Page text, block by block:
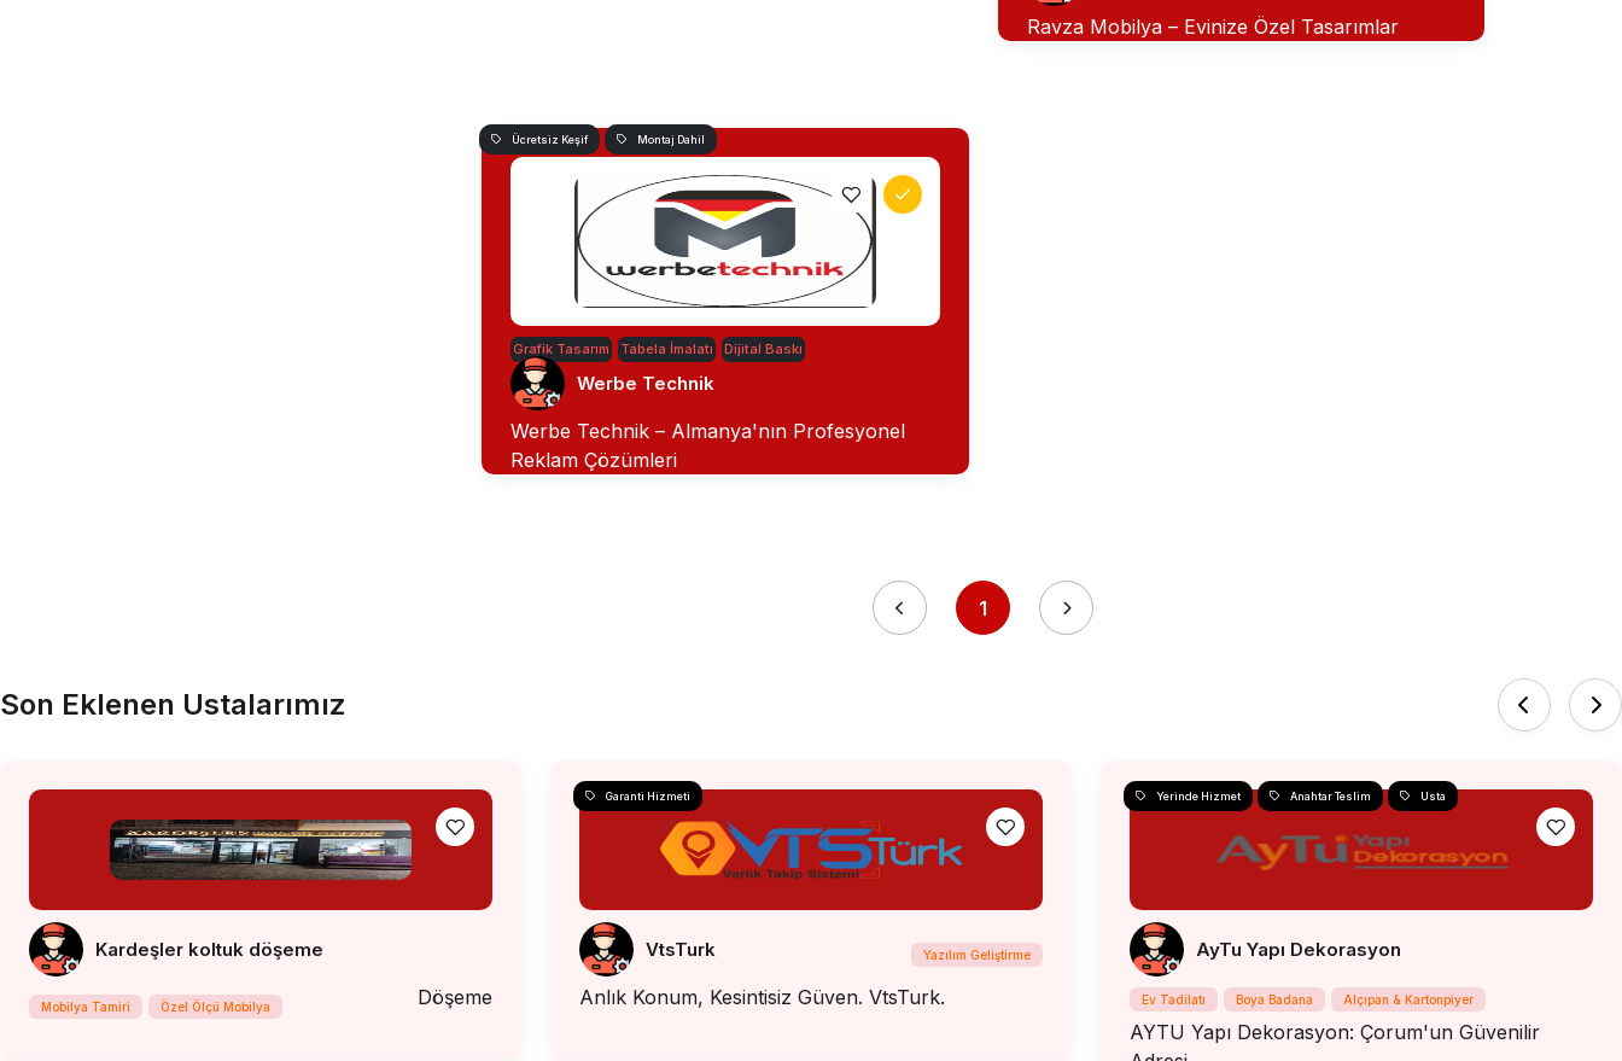
Ravza Mobilya – Evinize Özel Tasarımlar
Ücretsiz Keşif Montaj Dahil
Grafik Tasarım Tabela İmalatı Dijital Baskı
Werbe Technik
Werbe Technik – Almanya'nın Profesyonel
Reklam Çözümleri
1
Son Eklenen Ustalarımız
Kardeşler koltuk döşeme
Mobilya Tamiri Özel Ölçü Mobilya Döşeme
Garanti Hizmeti
VtsTurk Yazılım Geliştirme
Anlık Konum, Kesintisiz Güven. VtsTurk.
Yerinde Hizmet Anahtar Teslim Usta
AyTu Yapı Dekorasyon
Ev Tadilatı Boya Badana Alçıpan & Kartonpiyer
AYTU Yapı Dekorasyon: Çorum'un Güvenilir